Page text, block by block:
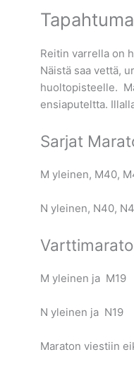
Reitin varrella on
Näistä saa vettä,
huoltopisteelle.
ensiaputeltta.
Sarjat
M yleinen, M40,
N yleinen, N40,
M yleinen ja M19
N yleinen ja N19
Maraton viestiin